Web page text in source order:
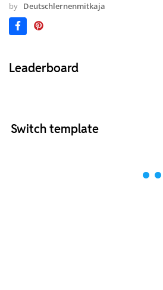
by Deutschlernenmitkaja
Leaderboard
Switch template